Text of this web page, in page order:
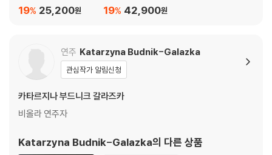
2, 3번 (Brahms: Pian
25,200원
19%
Elisabeth Competiti
42,900원
19%
연주 Katarzyna Budnik-Galazka
관심작가 알림신청
카타르지나 부드니크 갈라즈카
비올라 연주자
Katarzyna Budnik-Galazka의 다른 상품